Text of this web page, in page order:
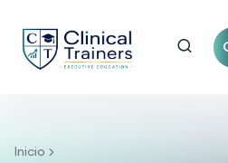
Inicio